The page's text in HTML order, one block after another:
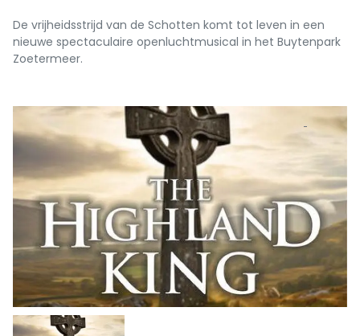
De vrijheidsstrijd van de Schotten komt tot leven in een
nieuwe spectaculaire openluchtmusical in het Buytenpark
Zoetermeer.